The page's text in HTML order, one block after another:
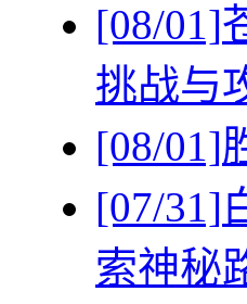
[08/01]
挑战与
[08/01]
[07/31]
索神秘